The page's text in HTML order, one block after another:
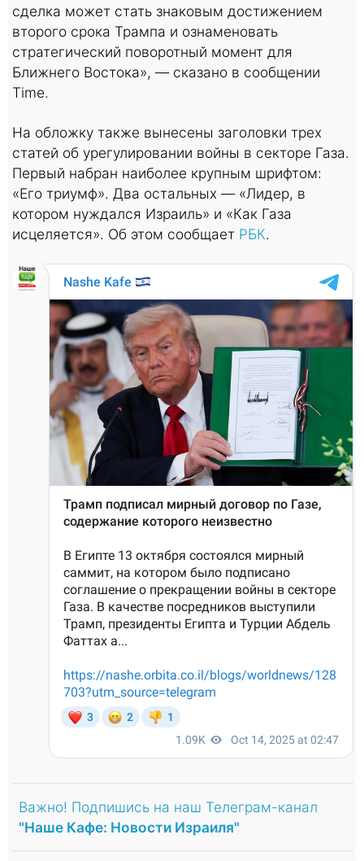
сделка может стать знаковым достижением
второго срока Трампа и ознаменовать
стратегический поворотный момент для
Ближнего Востока», — сказано в сообщении
Time.
На обложку также вынесены заголовки трех
статей об урегулировании войны в секторе Газа.
Первый набран наиболее крупным шрифтом:
«Его триумф». Два остальных — «Лидер, в
котором нуждался Израиль» и «Как Газа
исцеляется». Об этом сообщает РБК.
Важно! Подпишись на наш Телеграм-канал
"Наше Кафе: Новости Израиля"